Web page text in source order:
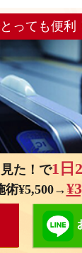
っても便利
クセスの良さが自
た！で1日
術¥5,500→